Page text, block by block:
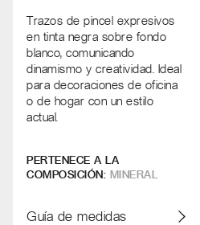
Trazos de pincel expresivos
en tinta negra sobre fondo
blanco, comunicando
dinamismo y creatividad. Ideal
para decoraciones de oficina
o de hogar con un estilo
actual.
PERTENECE A LA
COMPOSICIÓN: MINERAL
Guía de medidas